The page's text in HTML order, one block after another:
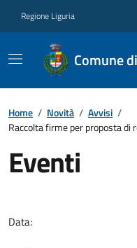
Regione Liguria
Comune
Home / Novità / Avvisi /
Raccolta firme per proposta di
Eventi
Data: